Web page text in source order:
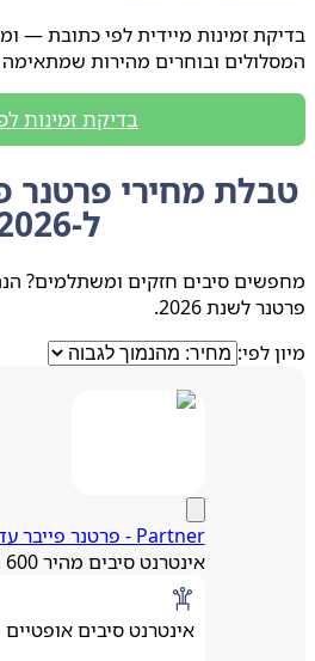
זמינות מיידית לפי כתובת — ומשם
ובוחרים מהירות שמתאימה
בדיקת זמינות לפי
מחירי פרטנר
סיבים חזקים ומשתלמים? הנה
לשנת 2026.
לפי:
Partner - פרטנר פייבר עד 600 מגה
אינטרנט סיבים מהיר 600 מגה במחיר משתלם
אינטרנט סיבים אופטיים 600Mb